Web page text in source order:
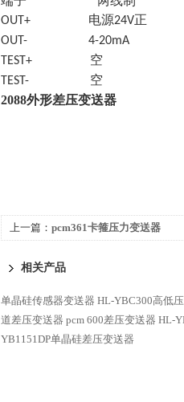
OUT+ 电源24V正
OUT- 4-
TEST+
TEST- 空
2088外形差压变送器
上一篇： pcm361卡箍压力变送器
相关产品
单晶硅传感器变送器 HL-YBC300高低
道差压变送器 pcm 600差压变送器 HL-
YB1151DP单晶硅差压变送器